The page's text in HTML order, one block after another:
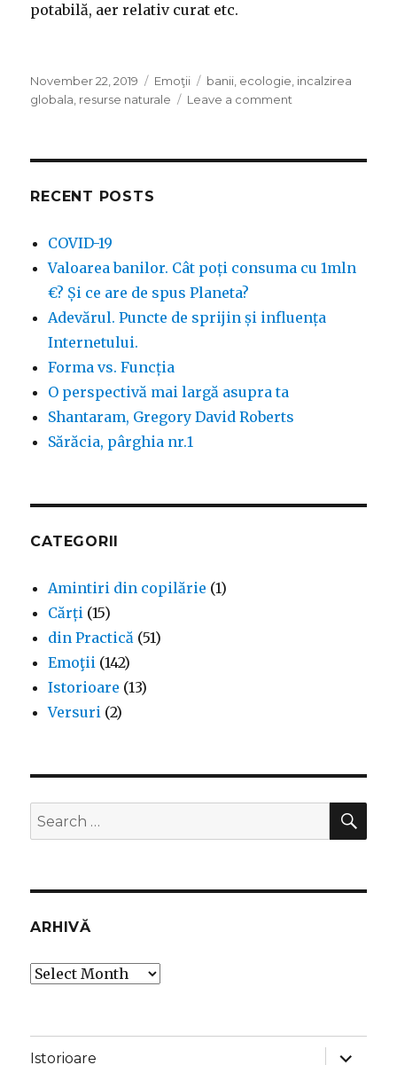
potabilă, aer relativ curat etc.
Posted
on
November 22, 2019 Categories
Emoţii Tags
banii ecologie incalzirea
globala resurse naturale Leave a comment
Și
de
RECENT POSTS
COVID-19
Valoarea banilor. Cât poți consuma cu 1mln
€? Și ce are de spus Planeta?
Adevărul. Puncte de sprijin și influența
Internetului.
Forma vs. Funcția
O perspectivă mai largă asupra ta
Shantaram, Gregory David Roberts
Sărăcia, pârghia nr.1
CATEGORII
Amintiri din copilărie (1)
Cărți (15)
din Practică (51)
Emoţii (142)
Istorioare (13)
Versuri (2)
Search
for:
ARHIVĂ
Arhivă
Istorioare
expand